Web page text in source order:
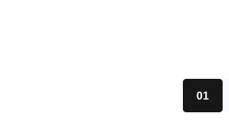
01